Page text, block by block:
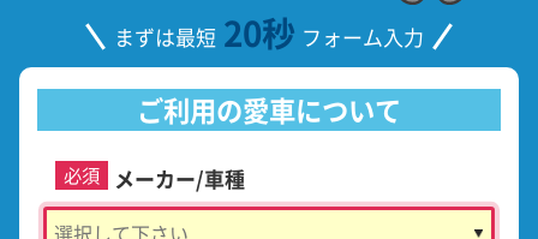
まずは最短 20秒 フォーム入力
ご利用の愛車について
メーカー/車種
必須